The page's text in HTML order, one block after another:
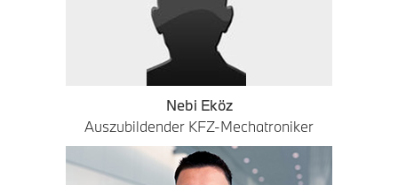
Nebi Eköz
Auszubildender KFZ-Mechatroniker